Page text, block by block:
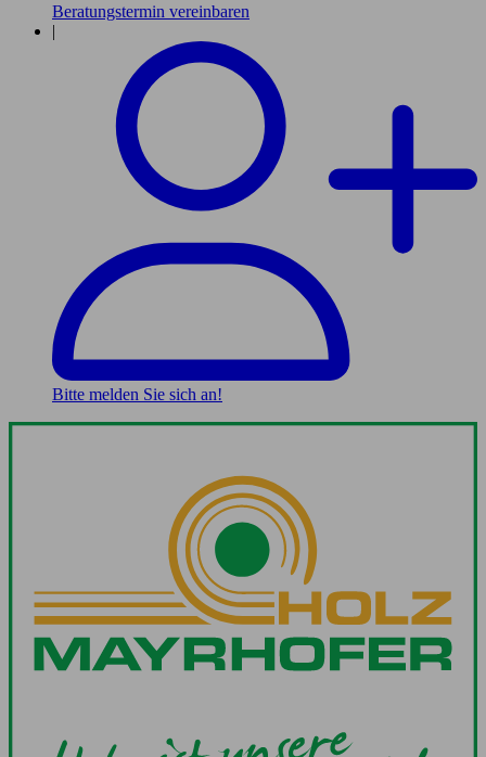
Beratungstermin vereinbaren
|
Bitte melden Sie sich an!